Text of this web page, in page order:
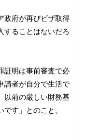
政府が再びビザ取得
することはないだろ
証明は事前審査で必
請者が自分で生活で
以前の厳しい財務基
す」とのこと。